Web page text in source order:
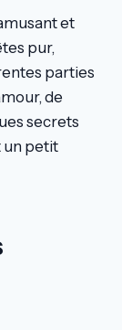
et
pur,
parties
de
secrets
un petit